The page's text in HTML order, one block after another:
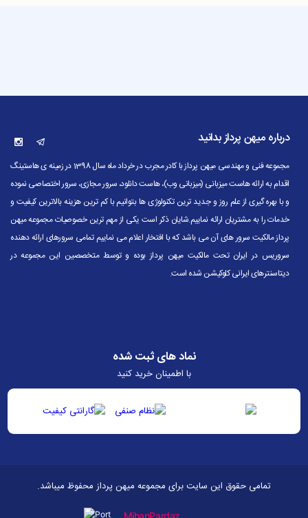
درباره میهن پرداز بدانید
مجموعه فنی و مهندسی میهن پرداز با کادر مجرب در خرداد ماه سال 1398 در زمینه ی هاستینگ
اقدام به ارائه هاست میزبانی (میزبانی وب)، هاست دانلود، سرور مجازی، سرور اختصاصی نموده
و با بهره گیری از علم روز و جدید ترین تکنولوژی ها بتوانیم با کم ترین هزینه بالاترین کیفیت و
خدمات را به مشتریان ارائه نماییم.شایان ذکر است یکی از مهم ترین خصوصیات مجموعه میهن
پرداز مالکیت سرور های آن می باشد که با افتخار اعلام می نماییم تمامی سرورهای ارائه دهنده
سروریس در ایران تحت مالکیت میهن پرداز بوده و توسط متخصصین این مجموعه در
دیتاسنترهای ایرانی کلوکیشن شده است.
نماد های ثبت شده
با اطمینان خرید کنید
تمامی حقوق این سایت برای مجموعه میهن پرداز محفوظ میباشد.